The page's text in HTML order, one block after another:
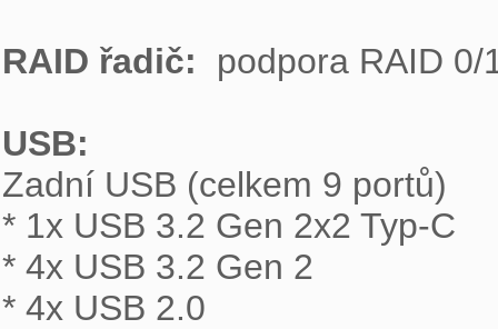
RAID řadič: podpora RAID
USB:
Zadní USB (celkem 9 portů)
* 1x USB 3.2 Gen 2x2 Typ-C
* 4x USB 3.2 Gen 2
* 4x USB 2.0